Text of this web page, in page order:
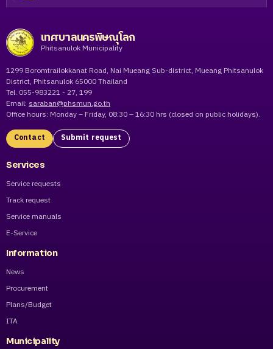
เทศบาลนครพิษณุโลก
Phitsanulok Municipality
1299 Boromtrailokkanat Road, Nai Mueang Sub-district, Mueang Phitsanulok
District, Phitsanulok 65000 Thailand
Tel. 055-983221 - 27, 199
Email: saraban@phsmun.go.th
Office hours: Monday – Friday, 08:30 – 16:30 hrs (closed on public holidays).
Contact Submit request
Services
Service requests
Track request
Service manuals
E-Service
Information
News
Procurement
Plans/Budget
ITA
Municipality